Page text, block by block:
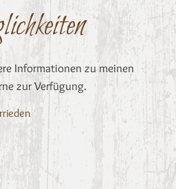
Informationen zu meinen
zur Verfügung.